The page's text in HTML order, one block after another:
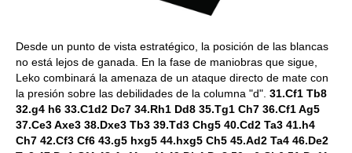
Desde un punto de vista estratégico, la posición de las blancas
no está lejos de ganada. En la fase de maniobras que sigue,
Leko combinará la amenaza de un ataque directo de mate con
la presión sobre las debilidades de la columna "d". 31.Cf1 Tb8
32.g4 h6 33.C1d2 Dc7 34.Rh1 Dd8 35.Tg1 Ch7 36.Cf1 Ag5
37.Ce3 Axe3 38.Dxe3 Tb3 39.Td3 Chg5 40.Cd2 Ta3 41.h4
Ch7 42.Cf3 Cf6 43.g5 hxg5 44.hxg5 Ch5 45.Ad2 Ta4 46.De2